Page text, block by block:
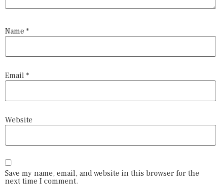
Name *
Email *
Website
Save my name, email, and website in this browser for the
next time I comment.